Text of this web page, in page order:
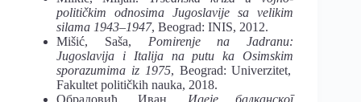
političkim odnosima Jugoslavije sa velikim
silama 1943‒1947, Beograd: INIS, 2012.
Mišić, Saša, Pomirenjena Jadranu:
Jugoslavija iItalijanaputu ka Osimskim
sporazumima iz1975, Beograd: Univerzitet,
Fakultet političkih nauka, 2018.
Обрадовић, Иван. Идеје балканског